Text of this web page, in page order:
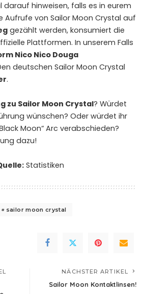
darauf hinweisen, falls es in eurem
Aufrufe von Sailor Moon Crystal auf
gezählt werden, konsumiert die
Plattformen. In unserem Falls
Nico Nico Douga
deutschen Sailor Moon Crystal
.
zu Sailor Moon Crystal? Würdet
wünschen? Oder würdet ihr
Moon“ Arc verabschieden?
dazu!
Statistiken
sailor moon crystal
NÄCHSTER ARTIKEL
Sailor Moon Kontaktlinsen!